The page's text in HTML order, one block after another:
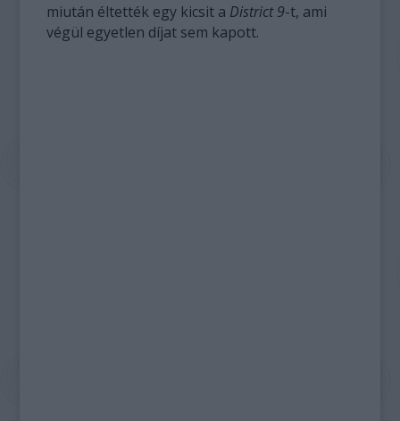
miután éltették egy kicsit a District 9-t, ami
végül egyetlen díjat sem kapott.